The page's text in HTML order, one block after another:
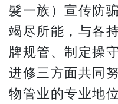
髮一族）宣传防
竭尽所能，与各
牌规管、制定操
进修三方面共同
物管业的专业地